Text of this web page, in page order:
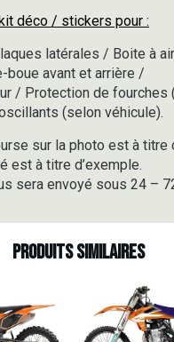
déco / stickers pour :
latérales / Boite à
boue avant et arrière /
/ Protection de fourches
(selon véhicule).
sur la photo est à titre
est à titre d’exemple.
sera envoyé sous 24 –
Produits similaires